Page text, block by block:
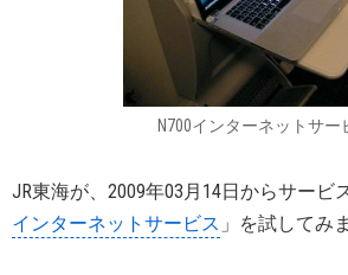
N700インターネットサー
JR東海が、2009年03月14日からサービ
インターネットサービス 」を試してみ